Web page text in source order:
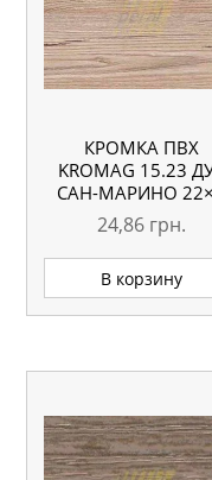
КРОМКА ПВХ
KROMAG 15.23
САН-МАРИНО
ММ
24,86 грн.
В корзину